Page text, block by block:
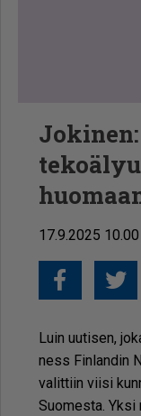
17.9.2025 10.00
Luin uu­ti­sen,
ness Fin­lan­din
va­lit­tiin vii­si
Suo­mes­ta. Yk­si